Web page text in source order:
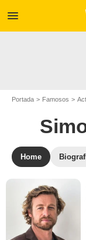
menu
Portada Famosos
Home